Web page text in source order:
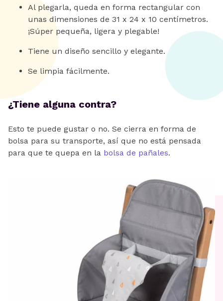
Al plegarla, queda en forma rectangular con
unas dimensiones de 31 x 24 x 10 centímetros.
¡Súper pequeña, ligera y plegable!
Tiene un diseño sencillo y elegante.
Se limpia fácilmente.
¿Tiene alguna contra?
Esto te puede gustar o no. Se cierra en forma de
bolsa para su transporte, así que no está pensada
para que te quepa en la bolsa de pañales.